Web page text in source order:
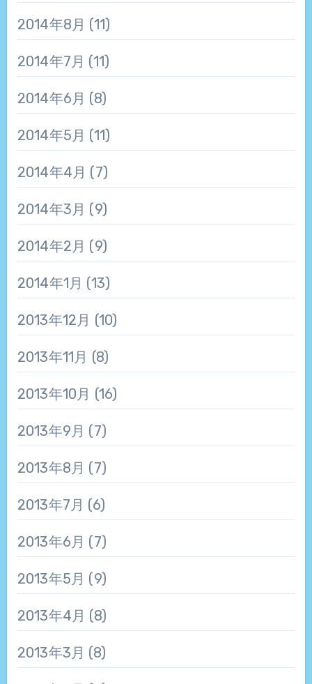
2014年8月 (11)
2014年7月 (11)
2014年6月 (8)
2014年5月 (11)
2014年4月 (7)
2014年3月 (9)
2014年2月 (9)
2014年1月 (13)
2013年12月 (10)
2013年11月 (8)
2013年10月 (16)
2013年9月 (7)
2013年8月 (7)
2013年7月 (6)
2013年6月 (7)
2013年5月 (9)
2013年4月 (8)
2013年3月 (8)